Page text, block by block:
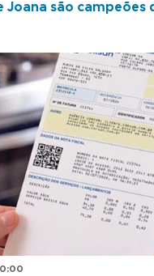
Joana são campeões